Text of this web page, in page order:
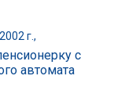
г.,
с
автомата